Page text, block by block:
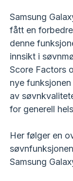
Samsung
fått en
denne
innsikt i
Score Factors
nye
av
for generell
Her følger en
Samsung